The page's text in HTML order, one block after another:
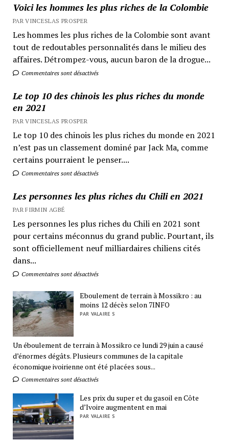
Voici les hommes les plus riches de la Colombie
PAR VINCESLAS PROSPER
Les hommes les plus riches de la Colombie sont avant
tout de redoutables personnalités dans le milieu des
affaires. Détrompez-vous, aucun baron de la drogue...
Commentaires sont désactivés
Le top 10 des chinois les plus riches du monde
en 2021
PAR VINCESLAS PROSPER
Le top 10 des chinois les plus riches du monde en 2021
n’est pas un classement dominé par Jack Ma, comme
certains pourraient le penser....
Commentaires sont désactivés
Les personnes les plus riches du Chili en 2021
PAR FIRMIN AGBÉ
Les personnes les plus riches du Chili en 2021 sont
pour certains méconnus du grand public. Pourtant, ils
sont officiellement neuf milliardaires chiliens cités
dans...
Commentaires sont désactivés
Eboulement de terrain à Mossikro : au
moins 12 décès selon 7INFO
PAR VALAIRE S
Un éboulement de terrain à Mossikro ce lundi 29 juin a causé
d’énormes dégâts. Plusieurs communes de la capitale
économique ivoirienne ont été placées sous...
Commentaires sont désactivés
Les prix du super et du gasoil en Côte
d’Ivoire augmentent en mai
PAR VALAIRE S